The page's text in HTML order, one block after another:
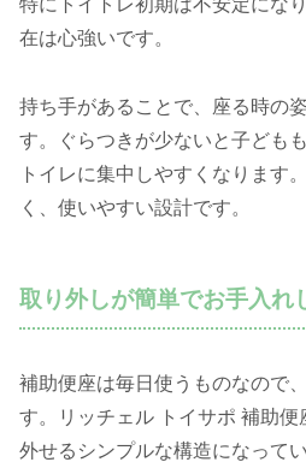
在は心強いです。
持ち手があることで、座る時の
す。ぐらつきが少ないと子ども
トイレに集中しやすくなります
く、使いやすい設計です。
取り外しが簡単でお手入れ
補助便座は毎日使うものなので
す。リッチェル トイサポ 補助便
外せるシンプルな構造になって